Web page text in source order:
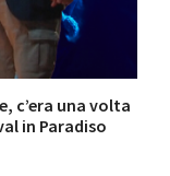
c’era una volta
in Paradiso